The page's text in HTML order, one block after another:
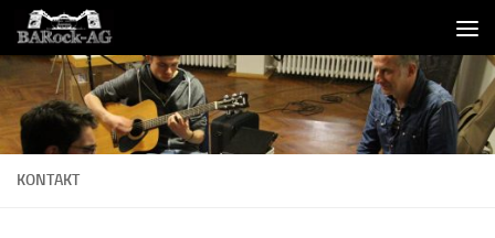
Skip to content
KONTAKT